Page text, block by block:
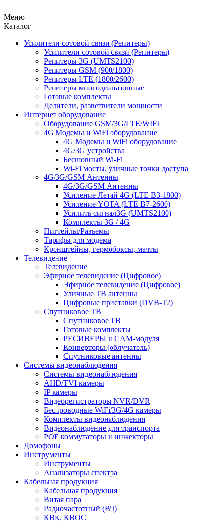
Меню
Каталог
Усилители сотовой связи (Репитеры)
Усилители сотовой связи (Репитеры)
Репитеры 3G (UMTS2100)
Репитеры GSM (900/1800)
Репитеры LTE (1800/2600)
Репитеры многодиапазонные
Готовые комплекты
Делители, разветвители мощности
Интернет оборудование
Оборудование GSM/3G/LTE/WIFI
4G Модемы и WiFi оборудование
4G Модемы и WiFi оборудование
4G/3G устройства
Бесшовный Wi-Fi
Wi-Fi мосты, уличные точки доступа
4G/3G/GSM Антенны
4G/3G/GSM Антенны
Усиление Летай 4G (LTE B3-1800)
Усиление YOTA (LTE B7-2600)
Усилить сигнал3G (UMTS2100)
Комплекты 3G / 4G
Пигтейлы/Разъемы
Тарифы для модема
Кронштейны, гермобоксы, мачты
Телевидение
Телевидение
Эфирное телевидение (Цифровое)
Эфирное телевидение (Цифровое)
Уличные ТВ антенны
Цифровые приставки (DVB-T2)
Спутниковое ТВ
Спутниковое ТВ
Готовые комплекты
РЕСИВЕРЫ и CAM-модуля
Конверторы (облучатель)
Спутниковые антенны
Системы видеонаблюдения
Системы видеонаблюдения
AHD/TVI камеры
IP камеры
Видеорегистраторы NVR/DVR
Беспроводные WiFi/3G/4G камеры
Комплекты видеонаблюдения
Видеонаблюдение для транспорта
POE коммутаторы и инжекторы
Домофоны
Инструменты
Инструменты
Анализаторы спектра
Кабельная продукция
Кабельная продукция
Витая пара
Радиочастотный (ВЧ)
КВК, КВОС